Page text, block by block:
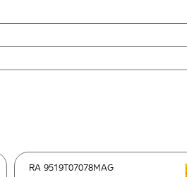
Clearance sale
RA 9519T07078MAG